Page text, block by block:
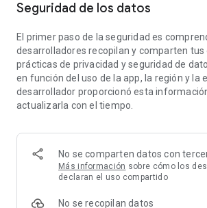
WOW en cada visita 😍🌟.
Seguridad de los datos
El primer paso de la seguridad es
desarrolladores recopilan y comparten tus
prácticas de privacidad y seguridad de
en función del uso de la app, la región y la
desarrollador proporcionó esta
actualizarla con el tiempo.
No se comparten datos con
Más información sobre cómo los
declaran el uso compartido
No se recopilan datos